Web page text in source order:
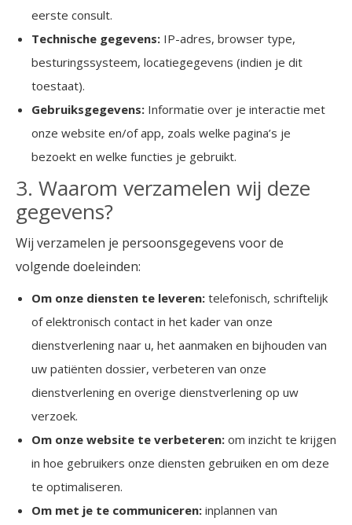
eerste consult.
Technische gegevens: IP-adres, browser type,
besturingssysteem, locatiegegevens (indien je dit
toestaat).
Gebruiksgegevens: Informatie over je interactie met
onze website en/of app, zoals welke pagina’s je
bezoekt en welke functies je gebruikt.
3. Waarom verzamelen wij deze
gegevens?
Wij verzamelen je persoonsgegevens voor de
volgende doeleinden:
Om onze diensten te leveren: telefonisch, schriftelijk
of elektronisch contact in het kader van onze
dienstverlening naar u, het aanmaken en bijhouden van
uw patiënten dossier, verbeteren van onze
dienstverlening en overige dienstverlening op uw
verzoek.
Om onze website te verbeteren: om inzicht te krijgen
in hoe gebruikers onze diensten gebruiken en om deze
te optimaliseren.
Om met je te communiceren: inplannen van